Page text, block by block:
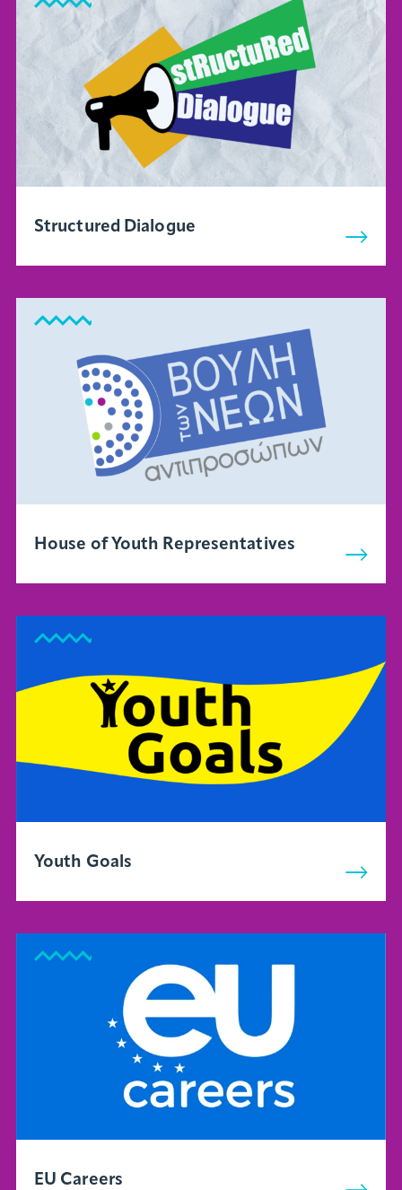
Structured Dialogue
House of Youth Representatives
Youth Goals
EU Careers